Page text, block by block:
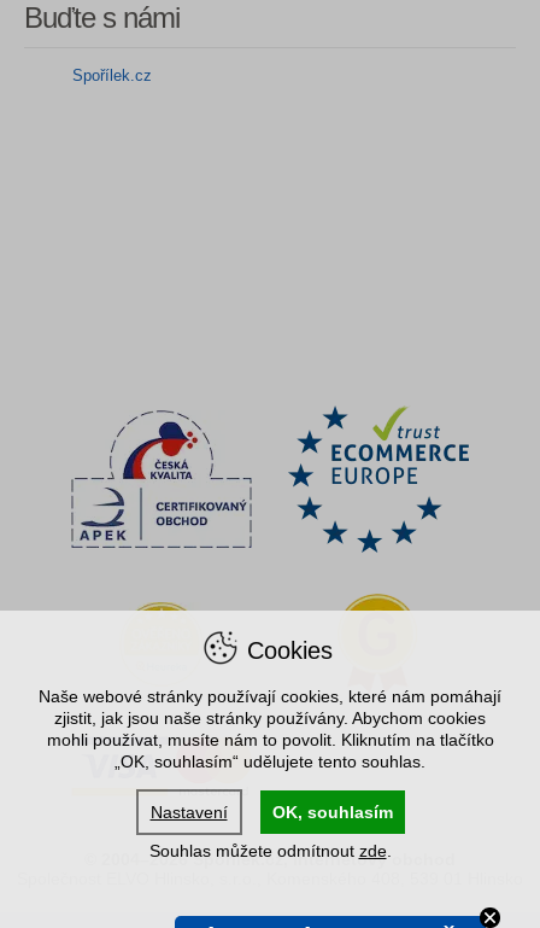
Buďte s námi
Spořílek.cz
© 2004–2026 Spořílek.cz, internetový obchod
Cookies
Naše webové stránky používají cookies, které nám pomáhají
zjistit, jak jsou naše stránky používány. Abychom cookies
mohli používat, musíte nám to povolit. Kliknutím na tlačítko
„OK, souhlasím“ udělujete tento souhlas.
Nastavení
OK, souhlasím
Souhlas můžete odmítnout zde.